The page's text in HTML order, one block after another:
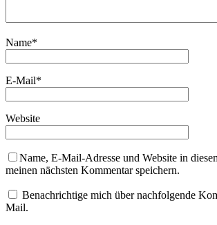
Name*
E-Mail*
Website
Name, E-Mail-Adresse und Website in
meinen nächsten Kommentar speichern.
Benachrichtige mich über nachfolgende
Mail.